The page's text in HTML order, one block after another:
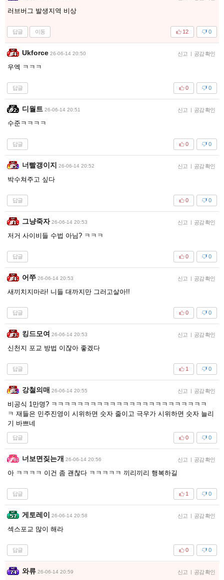
러브버그 발생지역 비상
답글 이동 0
12
Ukforce 26-06-14 20:50 신고 | 공감 확인
우엑 ㅋㅋㅋ
답글 0
0
디월트 26-06-14 20:51 신고 | 공감 확인
수준ㅋㅋㅋㅋ
답글 0
0
너빨갱이지 26-06-14 20:52 신고 | 공감 확인
박수쳐주고 싶다
답글 0
0
그냥죽자 26-06-14 20:53 신고 | 공감 확인
저거 사이비들 수법 아님? ㅋㅋㅋ
답글 0
0
어쭈 26-06-14 20:53 신고 | 공감 확인
새끼치지마라! 니들 대까지만 그러고살아!!
답글 0
0
킹드모여 26-06-14 20:53 신고 | 공감 확인
신천지 포교 방법 이잖아 좋겠다
답글 0
1
강철의매 26-06-14 20:55 신고 | 공감 확인
비공식 1만명? ㅋㅋㅋㅋㅋㅋㅋㅋㅋㅋㅋㅋㅋㅋㅋㅋㅋㅋㅋㅋㅋㅋㅋㅋ
ㅋ 재들은 민주진영이 시위하면 숫자 줄이고 극우가 시위하면 숫자 늘리
기 바쁘네
답글 0
0
너보면짖는개 26-06-14 20:56 신고 | 공감 확인
아 ㅋㅋㅋㅋ 이건 좀 괜찮다 ㅋㅋㅋㅋㅋ 끼리끼리 행복하길
답글 0
1
게토레이 26-06-14 20:58 신고 | 공감 확인
섹스포교 많이 해라
답글 0
0
와류 26-06-14 20:59 신고 | 공감 확인